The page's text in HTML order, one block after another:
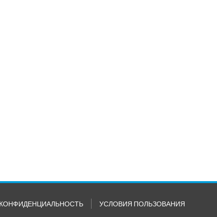
КОНФИДЕНЦИАЛЬНОСТЬ УСЛОВИЯ ПОЛЬЗОВАНИЯ